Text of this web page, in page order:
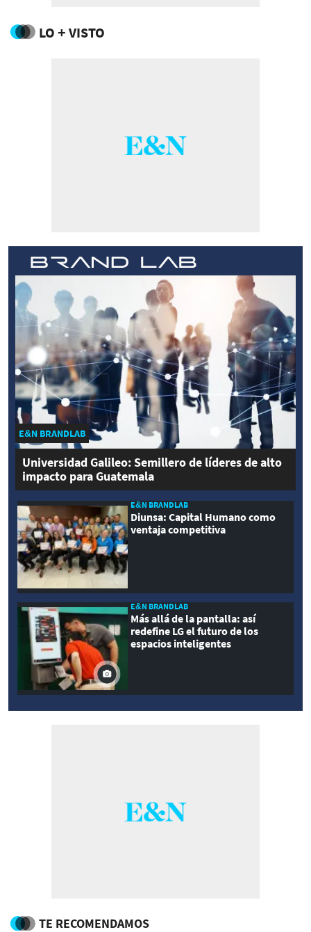
LO + VISTO
E&N BRANDLAB
Universidad Galileo: Semillero de líderes de alto
impacto para Guatemala
E&N BRANDLAB
Diunsa: Capital Humano como
ventaja competitiva
E&N BRANDLAB
Más allá de la pantalla: así
redefine LG el futuro de los
espacios inteligentes
TE RECOMENDAMOS